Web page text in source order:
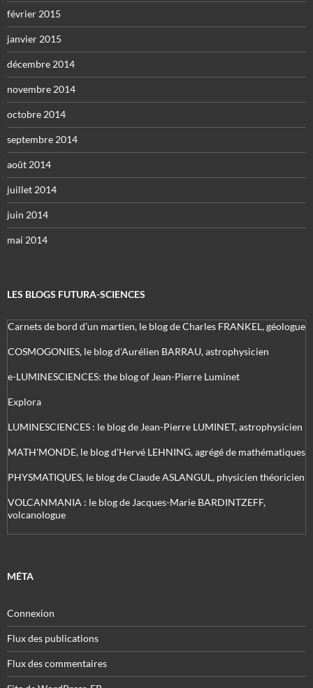
février 2015
janvier 2015
décembre 2014
novembre 2014
octobre 2014
septembre 2014
août 2014
juillet 2014
juin 2014
mai 2014
LES BLOGS FUTURA-SCIENCES
Carnets de bord d’un martien, le blog de Charles FRANKEL, géologue
COSMOGONIES, le blog d'Aurélien BARRAU, astrophysicien
e-LUMINESCIENCES: the blog of Jean-Pierre Luminet
Explora
LUMINESCIENCES : le blog de Jean-Pierre LUMINET, astrophysicien
MATH'MONDE, le blog d'Hervé LEHNING, agrégé de mathématiques
PHYSMATIQUES, le blog de Claude ASLANGUL, physicien théoricien
VOLCANMANIA : le blog de Jacques-Marie BARDINTZEFF,
volcanologue
MÉTA
Connexion
Flux des publications
Flux des commentaires